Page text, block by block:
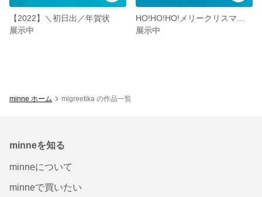
【2022】＼初日出／年賀状
展示中
展示中
minne ホーム migreetika の作品一覧
minneを知る
minneについて
minneで買いたい